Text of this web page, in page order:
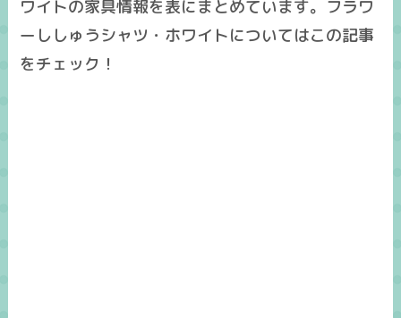
ワイトの家具情報を表にまとめています。フラワ
ーししゅうシャツ・ホワイトについてはこの記事
をチェック！